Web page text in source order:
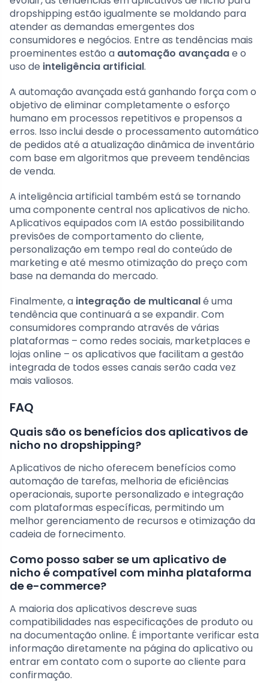
dropshipping estão igualmente se moldando para
atender as demandas emergentes dos
consumidores e negócios. Entre as tendências mais
proeminentes estão a automação avançadae o
uso de inteligência artificial.
A automação avançada está ganhando força com o
objetivo de eliminar completamente o esforço
humano em processos repetitivos e propensos a
erros. Isso inclui desde o processamento automático
de pedidos até a atualização dinâmica de inventário
com base em algoritmos que preveem tendências
de venda.
A inteligência artificial também está se tornando
uma componente central nos aplicativos de nicho.
Aplicativos equipados com IA estão possibilitando
previsões de comportamento do cliente,
personalização em tempo real do conteúdo de
marketing e até mesmo otimização do preço com
base na demanda do mercado.
Finalmente, a integração de multicanalé uma
tendência que continuará a se expandir. Com
consumidores comprando através de várias
plataformas – como redes sociais, marketplaces e
lojas online – os aplicativos que facilitam a gestão
integrada de todos esses canais serão cada vez
mais valiosos.
FAQ
Quais são os benefícios dos aplicativos de
nicho no dropshipping?
Aplicativos de nicho oferecem benefícios como
automação de tarefas, melhoria de eficiências
operacionais, suporte personalizado e integração
com plataformas específicas, permitindo um
melhor gerenciamento de recursos e otimização da
cadeia de fornecimento.
Como posso saber se um aplicativo de
nicho é compatível com minha plataforma
de e-commerce?
A maioria dos aplicativos descreve suas
compatibilidades nas especificações de produto ou
na documentação online. É importante verificar esta
informação diretamente na página do aplicativo ou
entrar em contato com o suporte ao cliente para
confirmação.